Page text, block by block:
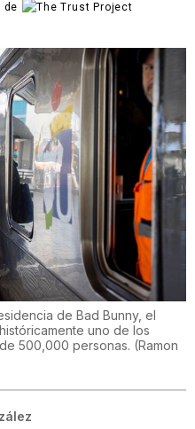
de
de Bad Bunny, el
uno de los
500,000 personas. (Ramon